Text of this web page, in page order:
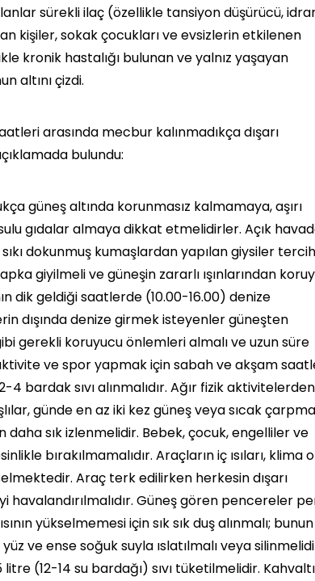
sürekli ilaç (özellikle tansiyon düşürücü,
kişiler, sokak çocukları ve evsizlerin etkilenen
kronik hastalığı bulunan ve yalnız yaşayan
altını çizdi.
arasında mecbur kalınmadıkça dışarı
bulundu:
güneş altında korunmasız kalmamaya, aşırı
gıdalar almaya dikkat etmelidirler. Açık
dokunmuş kumaşlardan yapılan giysiler tercih
giyilmeli ve güneşin zararlı ışınlarından
dik geldiği saatlerde (10.00-16.00) denize
dışında denize girmek isteyenler güneşten
gerekli koruyucu önlemleri almalı ve uzun süre
ve spor yapmak için sabah ve akşam
bardak sıvı alınmalıdır. Ağır fizik aktivitelerden
günde en az iki kez güneş veya sıcak
sık izlenmelidir. Bebek, çocuk, engelliler ve
bırakılmamalıdır. Araçların iç ısıları, klima
Araç terk edilirken herkesin dışarı
havalandırılmalıdır. Güneş gören pencereler
yükselmemesi için sık sık duş alınmalı; bunun
ve ense soğuk suyla ıslatılmalı veya
(12-14 su bardağı) sıvı tüketilmelidir.